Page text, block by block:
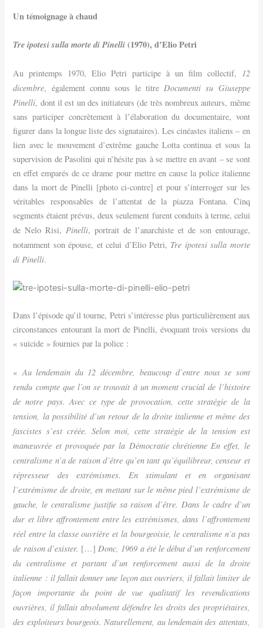
Un témoignage à chaud
Tre ipotesi sulla morte di Pinelli(1970), d’Elio Petri
Au printemps 1970, Elio Petri participe à un film collectif,
12
dicembre, également connu sous le titre Documenti su Giuseppe
Pinelli, dont il est un des initiateurs (de très nombreux auteurs, même
sans participer concrètement à l’élaboration du documentaire, vont
figurer dans la longue liste des signataires). Les cinéastes italiens – en
lien avec le mouvement d’extrême gauche Lotta continua et sous la
supervision de Pasolini qui n’hésite pas à se mettre en avant – se sont
en effet emparés de ce drame pour mettre en cause la police italienne
dans la mort de Pinelli [photo ci-contre] et pour s’interroger sur les
véritables responsables de l’attentat de la piazza Fontana. Cinq
segments étaient prévus, deux seulement furent conduits à terme, celui
de Nelo Risi, Pinelli, portrait de l’anarchiste et de son entourage,
notamment son épouse, et celui d’Elio Petri, Tre ipotesi sulla morte
di Pinelli.
Dans l’épisode qu’il tourne, Petri s’intéresse plus particulièrement aux
circonstances entourant la mort de Pinelli, évoquant trois versions du
« suicide » fournies par la police :
«Au lendemain du 12 décembre, beaucoup d’entre nous se sont
rendu compte que l’on se trouvait à un moment crucial de l’histoire
de notre pays. Avec ce type de provocation, cette stratégie de la
tension, la possibilité d’un retour de la droite italienne et même des
fascistes s’est créée. Selon moi, cette stratégie de la tension est
manœuvrée et provoquée par la Démocratie chrétienne En effet, le
centralisme n’a de raison d’être qu’en tant qu’équilibreur, censeur et
répresseur des extrémismes. En stimulant et en organisant
l’extrémisme de droite, en mettant sur le même pied l’extrémisme de
gauche, le centralisme justifie sa raison d’être. Dans le cadre d’un
dur et libre affrontement entre les extrémismes, dans l’affrontement
réel entre la classe ouvrière et la bourgeoisie, le centralisme n’a pas
de raison d’exister. […] Donc, 1969 a été le début d’un renforcement
du centralisme et partant d’un renforcement aussi de la droite
italienne : il fallait donner une leçon aux ouvriers, il fallait limiter de
façon importante du point de vue qualitatif les revendications
ouvrières, il fallait absolument défendre les droits des propriétaires,
des exploiteurs bourgeois. Naturellement, au lendemain des attentats,